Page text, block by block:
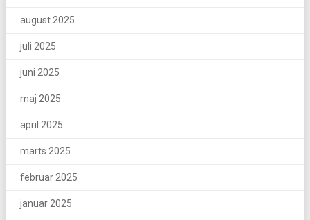
august 2025
juli 2025
juni 2025
maj 2025
april 2025
marts 2025
februar 2025
januar 2025